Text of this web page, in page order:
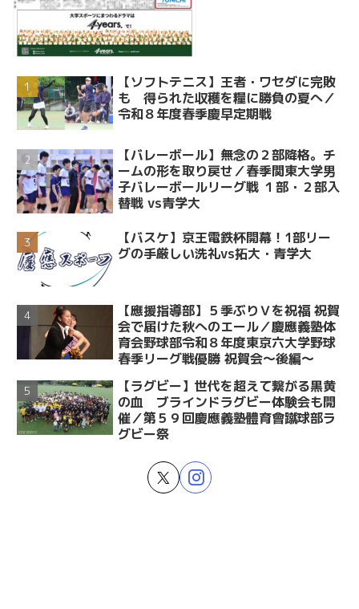
【ソフトテニス】王者・ワセダに完敗
も 得られた収穫を糧に勝負の夏へ／
令和８年度春季慶早定期戦
【バレーボール】無念の２部降格。チ
ームの形を取り戻せ／春季関東大学男
子バレーボールリーグ戦 １部・２部入
替戦 vs青学大
【バスケ】京王電鉄杯開幕！1部リー
グの手厳しい洗礼vs拓大・青学大
【應援指導部】５季ぶりＶを祝福 祝賀
会で届けた秋へのエール／慶應義塾体
育会野球部令和８年度東京六大学野球
春季リーグ戦優勝 祝賀会～後編～
【ラグビー】世代を超えて繋がる黒黄
の血 ブラインドラグビー体験会も開
催／第５９回慶應義塾體育會蹴球部ラ
グビー祭